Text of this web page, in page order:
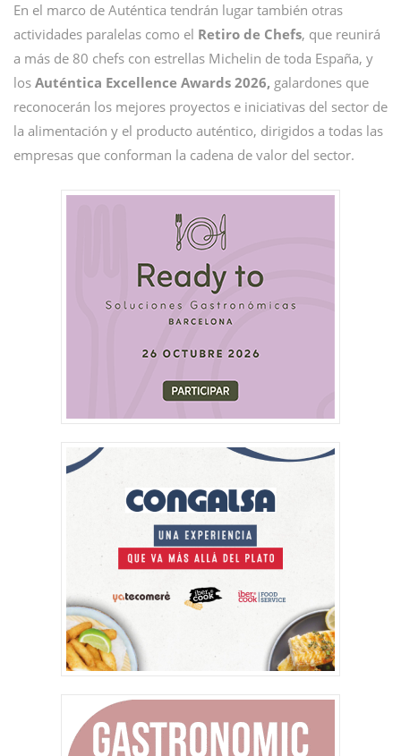
En el marco de Auténtica tendrán lugar también otras
actividades paralelas como el Retiro de Chefs, que reunirá
a más de 80 chefs con estrellas Michelin de toda España, y
los Auténtica Excellence Awards 2026, galardones que
reconocerán los mejores proyectos e iniciativas del sector de
la alimentación y el producto auténtico, dirigidos a todas las
empresas que conforman la cadena de valor del sector.